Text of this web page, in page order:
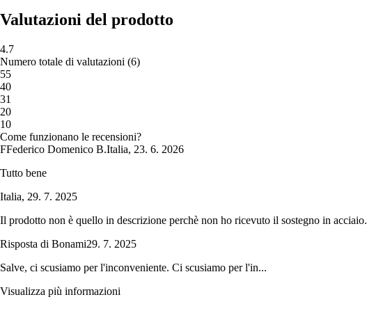
Valutazioni del prodotto
4.7
Numero totale di valutazioni (6)
55
40
31
20
10
Come funzionano le recensioni?
FFederico Domenico B.Italia, 23. 6. 2026
Tutto bene
Italia, 29. 7. 2025
Il prodotto non è quello in descrizione perchè non ho ricevuto il sostegno in acciaio.
Risposta di Bonami29. 7. 2025
Salve, ci scusiamo per l'inconveniente. Ci scusiamo per l'in...
Visualizza più informazioni